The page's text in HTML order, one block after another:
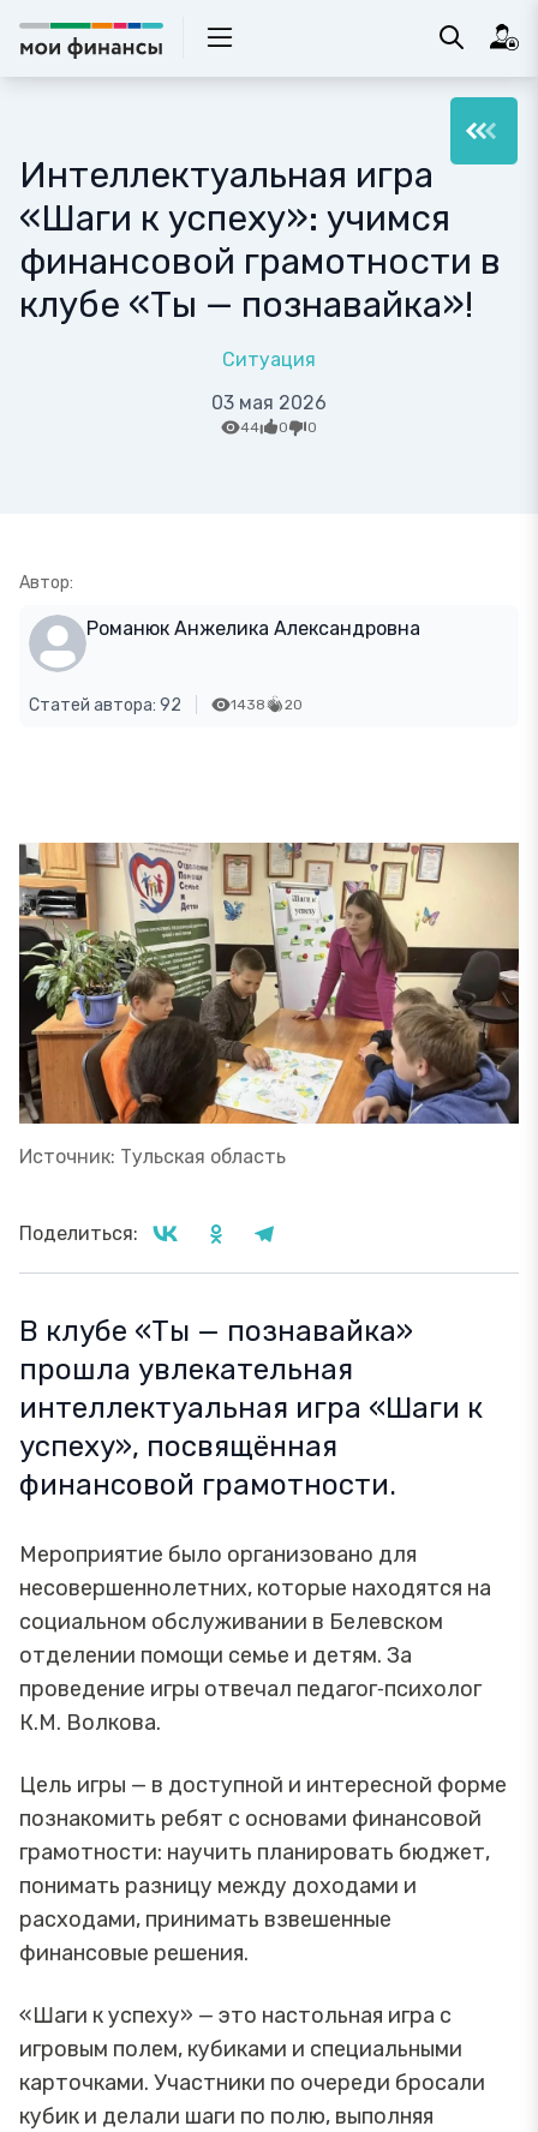
Интеллектуальная игра
«Шаги к успеху»: учимся
финансовой грамотности в
клубе «Ты — познавайка»!
Ситуация
03 мая 2026
44 0 0
Автор:
Романюк Анжелика Александровна
Статей автора: 92 1438 20
Источник: Тульская область
Поделиться:
В клубе «Ты — познавайка»
прошла увлекательная
интеллектуальная игра «Шаги к
успеху», посвящённая
финансовой грамотности.
Мероприятие было организовано для
несовершеннолетних, которые находятся на
социальном обслуживании в Белевском
отделении помощи семье и детям. За
проведение игры отвечал педагог‑психолог
К.М. Волкова.
Цель игры — в доступной и интересной форме
познакомить ребят с основами финансовой
грамотности: научить планировать бюджет,
понимать разницу между доходами и
расходами, принимать взвешенные
финансовые решения.
«Шаги к успеху» — это настольная игра с
игровым полем, кубиками и специальными
карточками. Участники по очереди бросали
кубик и делали шаги по полю, выполняя